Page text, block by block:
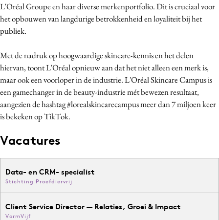
L'Oréal Groupe en haar diverse merkenportfolio. Dit is cruciaal voor
het opbouwen van langdurige betrokkenheid en loyaliteit bij het
publiek.
Met de nadruk op hoogwaardige skincare-kennis en het delen
hiervan, toont L'Oréal opnieuw aan dat het niet alleen een merk is,
maar ook een voorloper in de industrie. L'Oréal Skincare Campus is
een gamechanger in de beauty-industrie mét bewezen resultaat,
aangezien de hashtag #lorealskincarecampus meer dan 7 miljoen keer
is bekeken op TikTok.
Vacatures
Data- en CRM- specialist
Stichting Proefdiervrij
Client Service Director — Relaties, Groei & Impact
VormVijf